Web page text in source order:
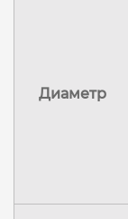
Диаметр